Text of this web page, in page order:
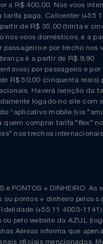
a R$ 400,00. Nos voos
tarifa paga. Callcenter (+55
de R$ 35,00 (trinta e
nos voos domésticos, e a
passageiro e por trecho nos
é a partir de R$ 9,90
por passageiro e
R$ 50,00 (cinquenta reais)
Haverá isenção da
logado no site com
“aplicativo mobile (via
quem comprar tarifa "flex"
nos trechos
e PONTOS + DINHEIRO: As
ou pontos + dinheiro pelos
(+55 11 4003-
pelo website da AZUL
Aéreas informa que
oficiais mencionados.